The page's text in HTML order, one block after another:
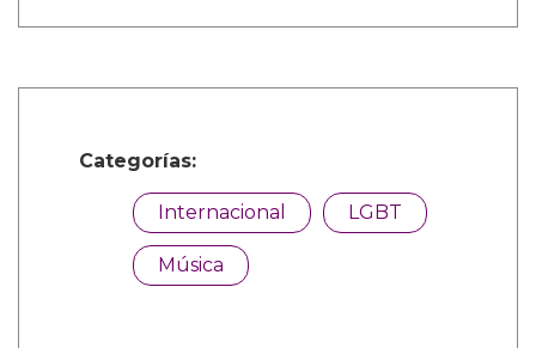
Categorías:
Internacional LGBT
Música